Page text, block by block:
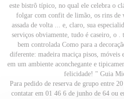
este bistrô típico, no qual ele celebra o
folgar com confit de limão, os rins de
assada de volta ... e, claro, sua
serviços obviamente, tudo é caseiro, o .
bem controlada Como para a
diferente: madeira maciça pisos, móveis
em um ambiente aconchegante e
felicidade! " Guia
Para pedido de reserva de grupo entre
contatar em 01 46 6 de junho de 64 ou